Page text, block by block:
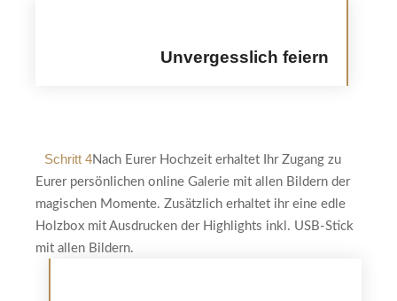
Unvergesslich feiern
Schritt 4Nach Eurer Hochzeit erhaltet Ihr Zugang zu
Eurer persönlichen online Galerie mit allen Bildern der
magischen Momente. Zusätzlich erhaltet ihr eine edle
Holzbox mit Ausdrucken der Highlights inkl. USB-Stick
mit allen Bildern.